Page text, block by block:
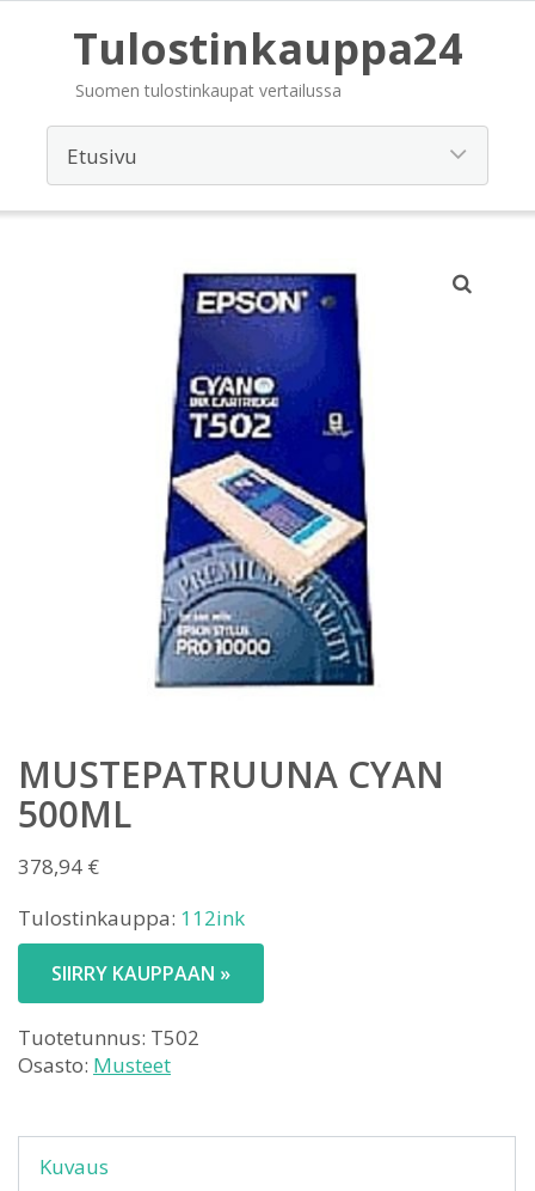
Tulostinkauppa24
Suomen tulostinkaupat vertailussa
MUSTEPATRUUNA CYAN
500ML
378,94 €
Tulostinkauppa: 112ink
SIIRRY KAUPPAAN »
Tuotetunnus: T502
Osasto: Musteet
Kuvaus